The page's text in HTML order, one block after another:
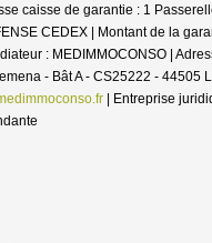
caisse de garantie : 1
CEDEX | Montant de la
: MEDIMMOCONSO |
- Bât A - CS25222 - 44505
| Entreprise